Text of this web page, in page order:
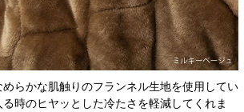
らかな肌触りのフランネル生地を使用してい
時のヒヤッとした冷たさを軽減してくれま